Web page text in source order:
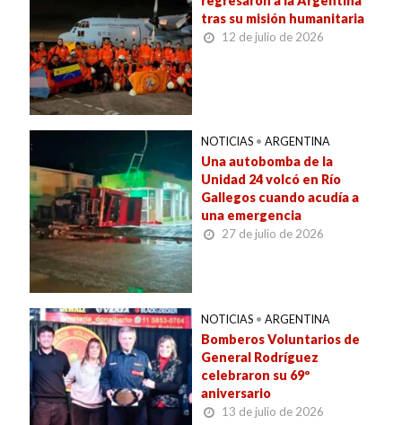
tras su misión humanitaria
12 de julio de 2026
NOTICIAS • ARGENTINA
Una autobomba de la
Unidad 24 volcó en Río
Gallegos cuando acudía a
una emergencia
27 de julio de 2026
NOTICIAS • ARGENTINA
Bomberos Voluntarios de
General Rodríguez
celebraron su 69º
aniversario
13 de julio de 2026